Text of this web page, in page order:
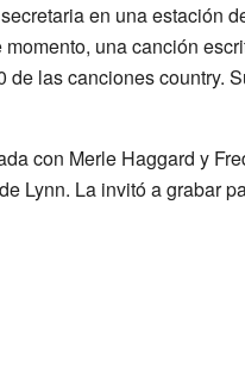
en una estación
una canción
de las canciones country.
con Merle Haggard y
Lynn. La invitó a grabar